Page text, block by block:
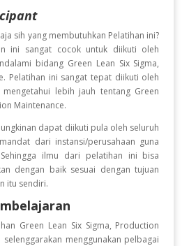
sih yang membutuhkan Pelatihan ini?
ini sangat cocok untuk diikuti oleh
bidang Green Lean Six Sigma,
Pelatihan ini sangat tepat diikuti oleh
lebih jauh tentang Green
Maintenance.
dapat diikuti pula oleh seluruh
dari instansi/perusahaan guna
ilmu dari pelatihan ini bisa
dengan baik sesuai dengan tujuan
itu sendiri.
Green Lean Six Sigma, Production
selenggarakan menggunakan pelbagai